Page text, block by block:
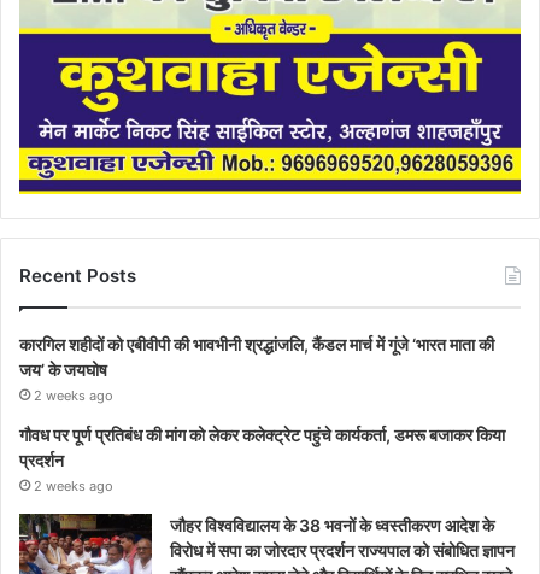
Recent Posts
कारगिल शहीदों को एबीवीपी की भावभीनी श्रद्धांजलि, कैंडल मार्च में गूंजे ‘भारत माता की
जय’ के जयघोष
2 weeks ago
गौवध पर पूर्ण प्रतिबंध की मांग को लेकर कलेक्ट्रेट पहुंचे कार्यकर्ता, डमरू बजाकर किया
प्रदर्शन
2 weeks ago
जौहर विश्वविद्यालय के 38 भवनों के ध्वस्तीकरण आदेश के
विरोध में सपा का जोरदार प्रदर्शन राज्यपाल को संबोधित ज्ञापन